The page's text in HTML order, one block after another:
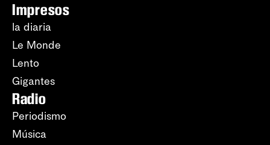
Impresos
la diaria
Le Monde
Lento
Gigantes
Radio
Periodismo
Música